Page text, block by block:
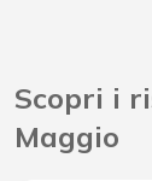
Scopri i
Maggio